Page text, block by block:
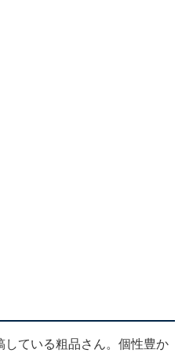
ている粗品さん。個性豊か